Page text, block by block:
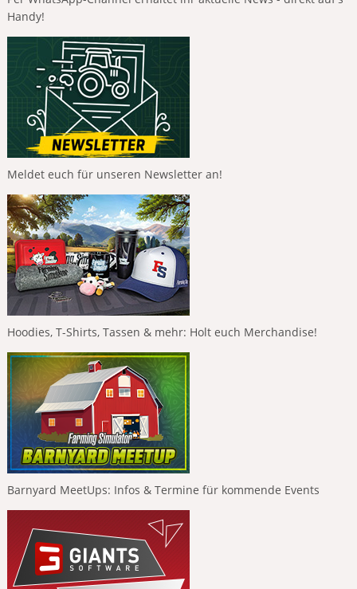
Handy!
Meldet euch für unseren Newsletter an!
Hoodies, T-Shirts, Tassen & mehr: Holt euch Merchandise!
Barnyard MeetUps: Infos & Termine für kommende Events